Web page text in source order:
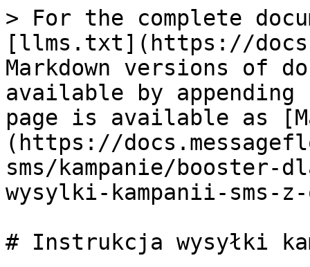
> For the complete
[llms.txt](https://
Markdown versions of
available by
page is available as
(https://
sms/kampanie/booster-
wysylki-kampanii-sms-
# Instrukcja wysyłki